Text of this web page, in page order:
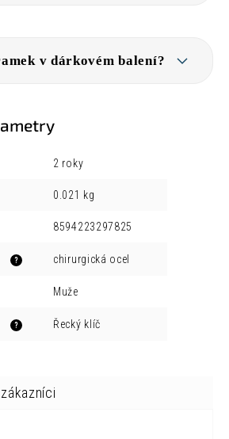
v dárkovém balení?
2 roky
0.021 kg
8594223297825
? chirurgická ocel
Muže
? Řecký klíč